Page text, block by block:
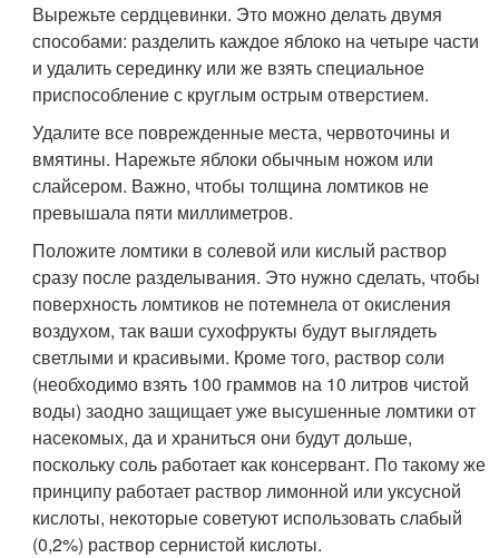
Вырежьте сердцевинки. Это можно делать двумя
способами: разделить каждое яблоко на четыре части
и удалить серединку или же взять специальное
приспособление с круглым острым отверстием.
Удалите все поврежденные места, червоточины и
вмятины. Нарежьте яблоки обычным ножом или
слайсером. Важно, чтобы толщина ломтиков не
превышала пяти миллиметров.
Положите ломтики в солевой или кислый раствор
сразу после разделывания. Это нужно сделать, чтобы
поверхность ломтиков не потемнела от окисления
воздухом, так ваши сухофрукты будут выглядеть
светлыми и красивыми. Кроме того, раствор соли
(необходимо взять 100 граммов на 10 литров чистой
воды) заодно защищает уже высушенные ломтики от
насекомых, да и храниться они будут дольше,
поскольку соль работает как консервант. По такому же
принципу работает раствор лимонной или уксусной
кислоты, некоторые советуют использовать слабый
(0,2%) раствор сернистой кислоты.